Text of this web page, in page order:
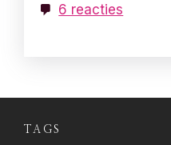
6 reacties
TAGS